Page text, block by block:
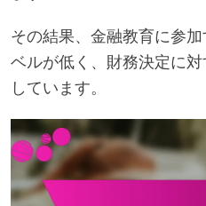
その結果、金融教育に参
ベルが低く、財務決定に
しています。